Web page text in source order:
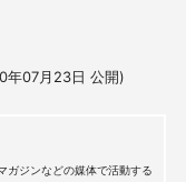
年07月23日 公開)
ガジンなどの媒体で活動する